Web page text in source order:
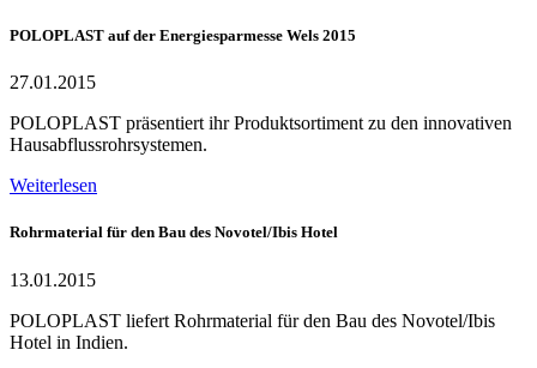
POLOPLAST auf der Energiesparmesse Wels 2015
27.01.2015
POLOPLAST präsentiert ihr Produktsortiment zu den innovativen
Hausabflussrohrsystemen.
Weiterlesen
Rohrmaterial für den Bau des Novotel/Ibis Hotel
13.01.2015
POLOPLAST liefert Rohrmaterial für den Bau des Novotel/Ibis
Hotel in Indien.